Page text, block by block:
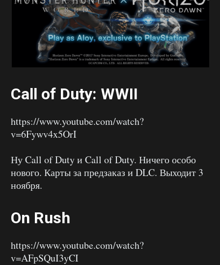
Call of Duty: WWII
https://www.youtube.com/watch?
v=6Fywv4x5OrI
Ну Call of Duty и Call of Duty. Ничего особо
нового. Карты за предзаказ и DLC. Выходит 3
ноября.
On Rush
https://www.youtube.com/watch?
v=AFpSQuI3yCI